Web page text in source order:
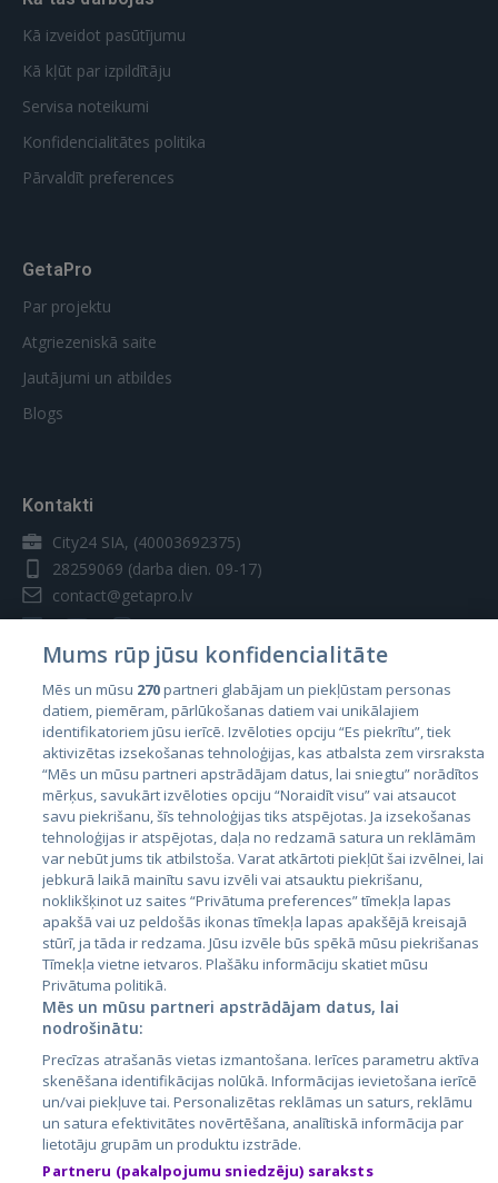
Kā izveidot pasūtījumu
Kā kļūt par izpildītāju
Servisa noteikumi
Konfidencialitātes politika
Pārvaldīt preferences
GetaPro
Par projektu
Atgriezeniskā saite
Jautājumi un atbildes
Blogs
Kontakti
City24 SIA, (40003692375)
28259069 (darba dien. 09-17)
contact@getapro.lv
Valstis
Igaunija
Latvija
Lietuva
City24.lv
City24.ee
GetaPro.lv
GetaPro.ee
Skelbiu.lt
Autoplius.lt
Kainos.lt
Paslaugos.lt
auto24.ee
KV.ee
Osta.ee
Mums rūp jūsu konfidencialitāte
Mēs un mūsu 270partneri glabājam un piekļūstam personas
datiem, piemēram, pārlūkošanas datiem vai unikālajiem
identifikatoriem jūsu ierīcē. Izvēloties opciju “Es piekrītu”, tiek
aktivizētas izsekošanas tehnoloģijas, kas atbalsta zem virsraksta
“Mēs un mūsu partneri apstrādājam datus, lai sniegtu” norādītos
mērķus, savukārt izvēloties opciju “Noraidīt visu” vai atsaucot
savu piekrišanu, šīs tehnoloģijas tiks atspējotas. Ja izsekošanas
tehnoloģijas ir atspējotas, daļa no redzamā satura un reklāmām
var nebūt jums tik atbilstoša. Varat atkārtoti piekļūt šai izvēlnei, lai
jebkurā laikā mainītu savu izvēli vai atsauktu piekrišanu,
noklikšķinot uz saites “Privātuma preferences” tīmekļa lapas
apakšā vai uz peldošās ikonas tīmekļa lapas apakšējā kreisajā
stūrī, ja tāda ir redzama. Jūsu izvēle būs spēkā mūsu piekrišanas
Tīmekļa vietne ietvaros. Plašāku informāciju skatiet mūsu
Privātuma politikā.
Mēs un mūsu partneri apstrādājam datus, lai
nodrošinātu:
Precīzas atrašanās vietas izmantošana. Ierīces parametru aktīva
skenēšana identifikācijas nolūkā. Informācijas ievietošana ierīcē
un/vai piekļuve tai. Personalizētas reklāmas un saturs, reklāmu
un satura efektivitātes novērtēšana, analītiskā informācija par
lietotāju grupām un produktu izstrāde.
Partneru (pakalpojumu sniedzēju) saraksts